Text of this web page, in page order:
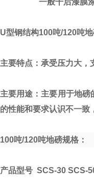
一般干后漆膜
U型钢结构100吨/120吨
主要特点：承受压力大，
主要用途：主要用于地
的性能和要求认识不一致
100吨/120吨地磅规格：
产品型号SCS-30 SCS-